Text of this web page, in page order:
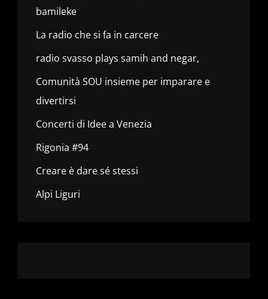
bamileke
La radio che si fa in carcere
radio svasso plays samih and negar,
Comunità SOU insieme per imparare e
divertirsi
Concerti di Idee a Venezia
Rigonia #94
Creare è dare sé stessi
Alpi Liguri